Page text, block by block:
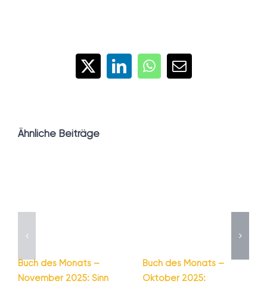
X LinkedInWhatsApp
E-
Ähnliche Beiträge
Buch des Monats –
November 2025: Sinn
Buch des Monats –
Oktober 2025: